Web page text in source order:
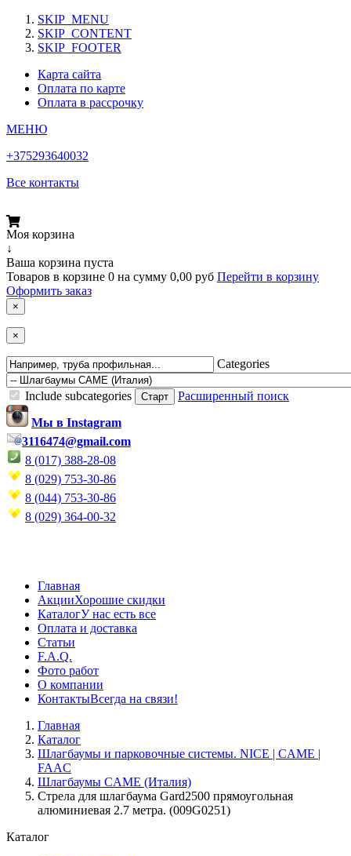
SKIP_MENU
SKIP_CONTENT
SKIP_FOOTER
Карта сайта
Оплата по карте
Оплата в рассрочку
МЕНЮ
+375293640032
Все контакты
Моя корзина
↓
Ваша корзина пуста
Товаров в корзине 0 на сумму 0,00 руб Перейти в корзину
Оформить заказ
×
×
Categories
Include subcategories
Расширенный поиск
Мы в Instagram
3116474@gmail.com
8 (017) 388-28-08
8 (029) 753-30-86
8 (044) 753-30-86
8 (029) 364-00-32
Главная
АкцииХорошие скидки
КаталогУ нас есть все
Оплата и доставка
Статьи
F.A.Q.
Фото работ
О компании
КонтактыВсегда на связи!
Главная
Каталог
Шлагбаумы и парковочные системы. NICE | CAME |
FAAC
Шлагбаумы CAME (Италия)
Стрела для шлагбаума Gard2500 прямоугольная
алюминиевая 2.7 метра. (009G0251)
Каталог